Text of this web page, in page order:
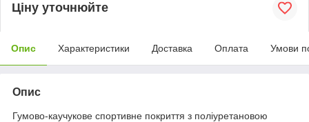
Ціну уточнюйте
Опис Характеристики Доставка Оплата Умови
Опис
Гумово-каучукове спортивне покриття з поліуретановою